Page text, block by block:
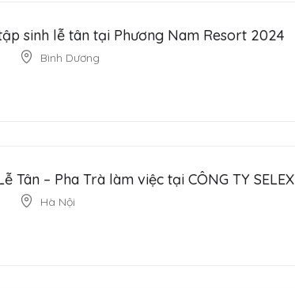
sinh lễ tân tại Phương Nam Resort 2024
Bình Dương
Tân – Pha Trà làm việc tại CÔNG TY SELEX
Hà Nội